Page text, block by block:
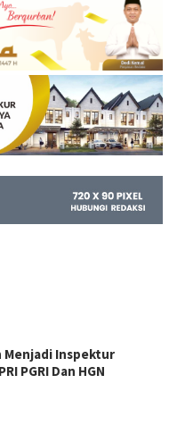
Menjadi Inspektur
PGRI Dan HGN